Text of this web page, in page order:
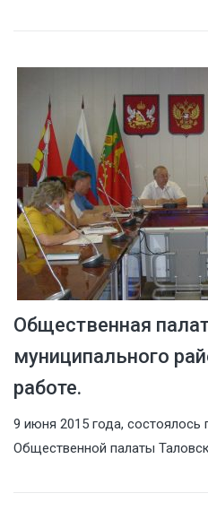
Общественная
муниципального
работе.
9 июня 2015 года, состоялось
Общественной палаты